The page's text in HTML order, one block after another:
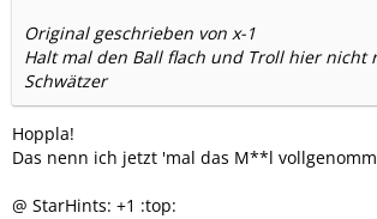
Original geschrieben von x-1
Halt mal den Ball flach und Troll hier nicht
Schwätzer
Hoppla!
Das nenn ich jetzt 'mal das M**l
@ StarHints: +1 :top: